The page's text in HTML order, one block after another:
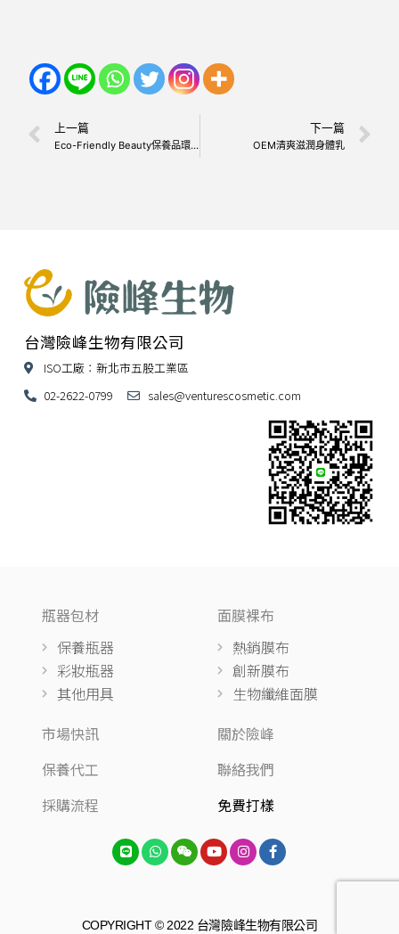
上一篇
Eco-Friendly Beauty保養品環保包材
下一篇
OEM清爽滋潤身體乳
台灣險峰生物有限公司
ISO工廠：新北市五股工業區
02-2622-0799
sales@venturescosmetic.com
瓶器包材
保養瓶器
彩妝瓶器
其他用具
面膜裸布
熱銷膜布
創新膜布
生物纖維面膜
市場快訊
保養代工
採購流程
關於險峰
聯絡我們
免費打樣
COPYRIGHT © 2022 台灣險峰生物有限公司